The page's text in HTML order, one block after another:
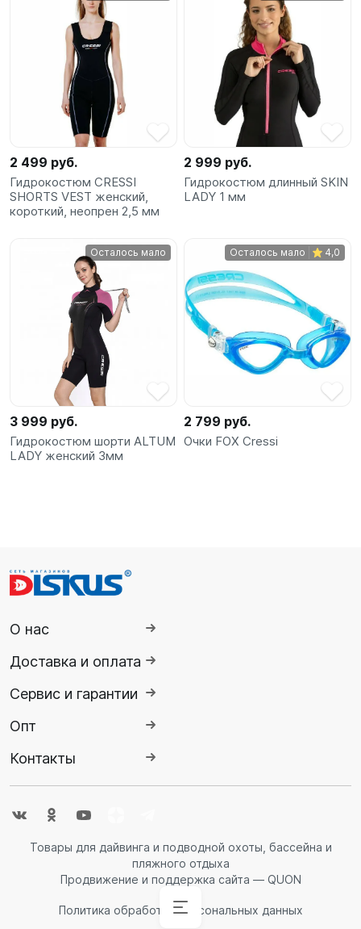
Аксессуары Ножи,
Аксессуары Ласты
Спасательные
Аксессуары Очки
ГидрокостюмыОбувь
ГидрокостюмыСнаряжение
ГермопродукцияКомбинезоны
2 499 руб.
Гидрокостюм CRESSI
SHORTS VEST женский,
короткий, неопрен 2,5 мм
2 999 руб.
Гидрокостюм длинный SKIN
LADY 1 мм
Осталось мало
3 999 руб.
Гидрокостюм шорти ALTUM
LADY женский 3мм
Осталось мало 4,0
2 799 руб.
Очки FOX Cressi
О нас
Доставка и оплата
Сервис и гарантии
Опт
Контакты
Товары для дайвинга и подводной охоты, бассейна и
пляжного отдыха
Продвижение и поддержка сайта — QUON
Политика обработки персональных данных